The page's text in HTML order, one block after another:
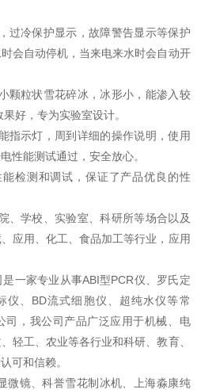
过冷保护显示，故障警告显示等保护
会自动停机，当来电来水时会自动开
颗粒状雪花碎冰，冰形小，能渗入较
好，专为实验室设计。
指示灯，周到详细的操作说明，使用
性能测试通过，安全放心。
检测和调试，保证了产品优良的性
、学校、实验室、科研所等场合以及
应用、化工、食品加工等行业，应用
一家专业从事ABI型PCR仪、罗氏定
仪、BD流式细胞仪、超纯水仪等常
司，我公司产品广泛应用于机械、电
轻工、农业等各行业和科研、教育、
可和信赖。
镜、科誉雪花制冰机、上海淼康纯